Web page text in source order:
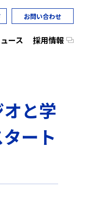
お問い合わせ
ース 採用情報
と学
ート